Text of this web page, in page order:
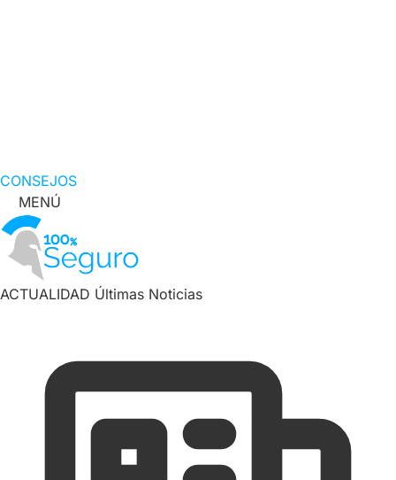
CONSEJOS
MENÚ
ACTUALIDAD Últimas Noticias